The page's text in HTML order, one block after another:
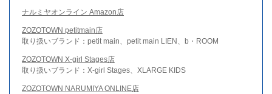
ナルミヤオンライン Amazon店
ZOZOTOWN petitmain店
取り扱いブランド：petit main、petit main LIEN、b・ROOM
ZOZOTOWN X-girl Stages店
取り扱いブランド：X-girl Stages、XLARGE KIDS
ZOZOTOWN NARUMIYA ONLINE店